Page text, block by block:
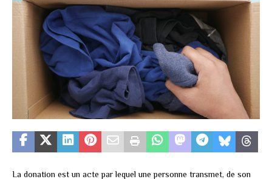
La donation est un acte par lequel une personne transmet, de son